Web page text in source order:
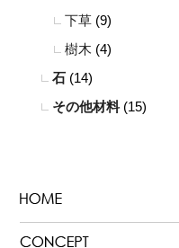
下草 (9)
樹木 (4)
石 (14)
その他材料(15)